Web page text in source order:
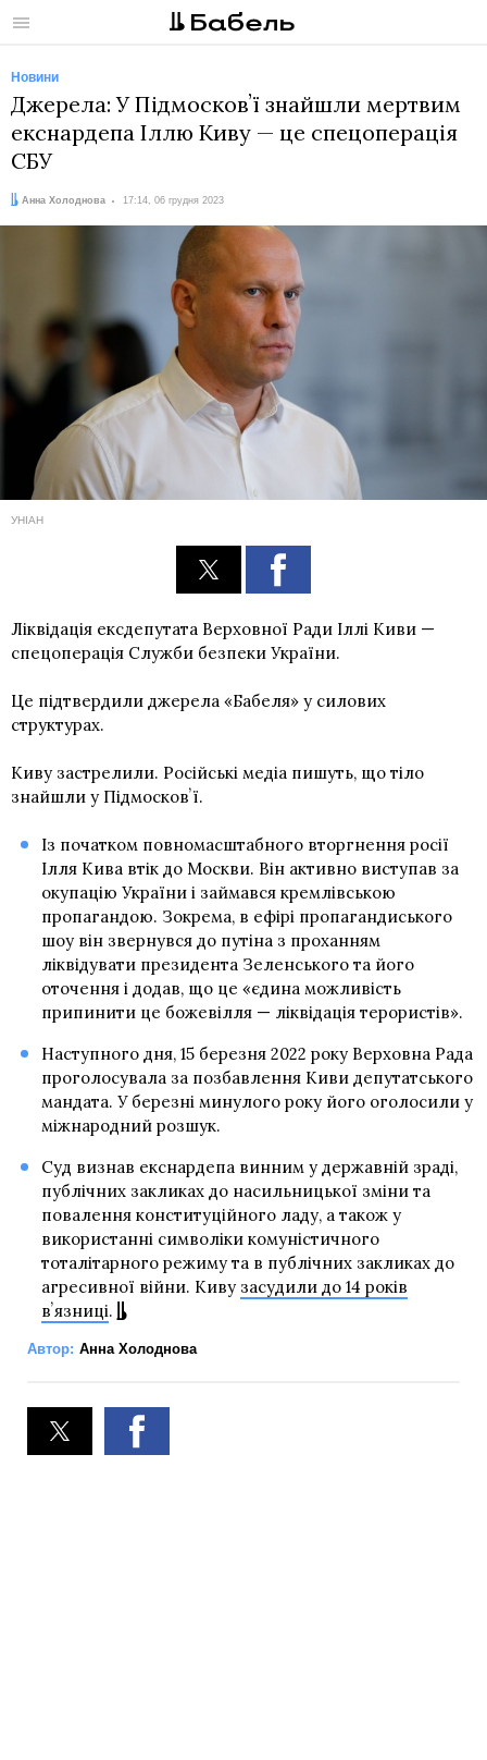
Меню
Новини
Джерела: У Підмосковʼї знайшли мертвим
екснардепа Іллю Киву — це спецоперація
СБУ
Автор:
Анна Холоднова
Дата: 17:14, 06 грудня 2023
УНІАН
Ліквідація ексдепутата Верховної Ради Іллі Киви —
спецоперація Служби безпеки України.
Це підтвердили джерела «Бабеля» у силових
структурах.
Киву застрелили. Російські медіа пишуть, що тіло
знайшли у Підмосковʼї.
Із початком повномасштабного вторгнення росії
Ілля Кива втік до Москви. Він активно виступав за
окупацію України і займався кремлівською
пропагандою. Зокрема, в ефірі пропагандиського
шоу він звернувся до путіна з проханням
ліквідувати президента Зеленського та його
оточення і додав, що це «єдина можливість
припинити це божевілля — ліквідація терористів».
Наступного дня, 15 березня 2022 року Верховна Рада
проголосувала за позбавлення Киви депутатського
мандата. У березні минулого року його оголосили у
міжнародний розшук.
Суд визнав екснардепа винним у державній зраді,
публічних закликах до насильницької зміни та
повалення конституційного ладу, а також у
використанні символіки комуністичного
тоталітарного режиму та в публічних закликах до
агресивної війни. Киву засудили до 14 років
вʼязниці.
Автор: Анна Холоднова